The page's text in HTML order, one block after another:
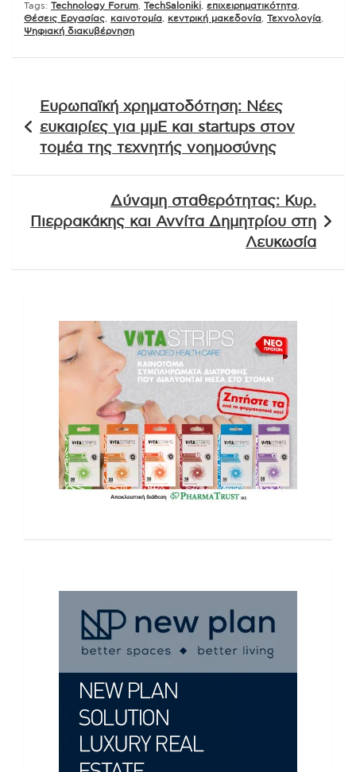
Tags: Technology Forum TechSaloniki επιχειρηματικότητα
Θέσεις Εργασίας
καινοτομία κεντρική μακεδονία Τεχνολογία
Ψηφιακή διακυβέρνηση
άρθρων
Ευρωπαϊκή χρηματοδότηση: Νέες
ευκαιρίες για μμΕ και startups στον
τομέα της τεχνητής νοημοσύνης
Δύναμη σταθερότητας: Κυρ.
Πιερρακάκης και Αννίτα Δημητρίου στη
Λευκωσία